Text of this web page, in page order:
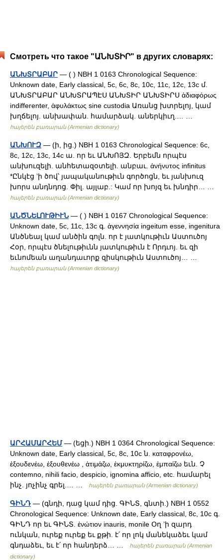
Смотреть что такое "ԱՆԽՏԻՐ" в других словарях:
ԱՆԽՏՐԱԲԱՐ — ( ) NBH 1 0163 Chronological Sequence:
Unknown date, Early classical, 5c, 6c, 8c, 10c, 11c, 12c, 13c մ.
ԱՆԽՏՐԱԲԱՐ ԱՆԽՏՐԱՊԷՍ ԱՆԽՏԻՐ ԱՆԽՏԻՐՍ ἁδιαφόρως
indifferenter, ἁφυλάκτως sine custodia Առանց խտրելոյ, կամ
խղճելոյ. անխափան. համարձակ. աներկիւղ.… …
հայերեն բառարան (Armenian dictionary)
ԱՆԽՈՒԶ — (ի, ից.) NBH 1 0163 Chronological Sequence: 6c,
8c, 12c, 13c, 14c ա. որ եւ ԱՆԽՈՅԶ. Երբեմն որպէս
անխուզելի. անհետազօտելի. անբաւ. ἁνήνυτος infinitus
*Ընկէց ʼի ծով՝ յապականութիւն գործոցն, եւ յանխուզ
խորս անդնդոց. Փիլ. այլաբ.: Կամ որ խոյզ եւ խնդիր… …
հայերեն բառարան (Armenian dictionary)
ԱՆԾՆԵԼՈՒԹԻՒՆ — ( ) NBH 1 0167 Chronological Sequence:
Unknown date, 5c, 11c, 13c գ. ἁγεννησία ingeitum esse, ingenitura
Անծնեալ կամ անծին գոլն. որ է յատկութիւն Աստուծոյ
Հօր, որպէս ծնելութիւնն յատկութիւն է Որդւոյ. եւ զի
եւնոմեան աղանդաւորք զիսկութիւն Աստուծոյ… …
հայերեն բառարան (Armenian dictionary)
ԱՐՀԱՄԱՐՀԵՄ— (եցի.) NBH 1 0364 Chronological Sequence:
Unknown date, Early classical, 5c, 8c, 10c ն. καταφρονέω,
ἑξουδενέω, ἑξουθενέω , ἁτιμάζω, ἑκμυκτηρίζω, ἑμπαίζω եւն. Չ
contemno, nihili facio, despicio, ignomina afficio, etc. համարել
ինչ. յոչինչ գրել.… …
հայերեն բառարան (Armenian dictionary)
ԳԻՆԴ — (գնդի, դաց կամ դից. ԳԻՆՏ, գնտի.) NBH 1 0552
Chronological Sequence: Unknown date, Early classical, 8c, 10c գ.
ԳԻՆԴ որ եւ ԳԻՆՏ. ἑνώτιον inauris, monile Օղ ʼի զարդ
ունկան, ուրեք ուրեք եւ քթի. է՛ որ լոկ մանեկաձեւ կամ
գնդաձեւ, եւ է՛ որ հանդերձ… …
հայերեն բառարան (Armenian
dictionary)